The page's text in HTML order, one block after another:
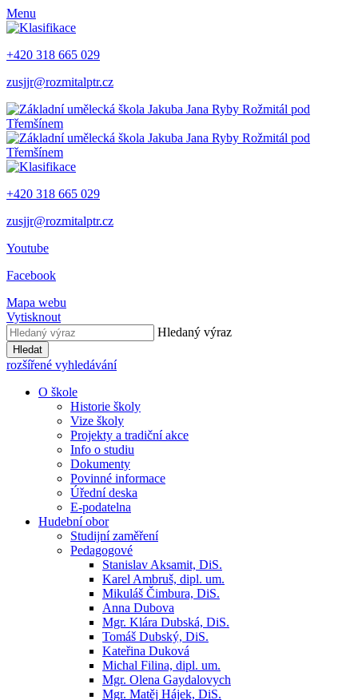
Menu
+420 318 665 029
zusjjr@rozmitalptr.cz
+420 318 665 029
zusjjr@rozmitalptr.cz
Youtube
Facebook
Mapa webu
Vytisknout
Hledaný výraz
Hledat
rozšířené vyhledávání
O škole
Historie školy
Vize školy
Projekty a tradiční akce
Info o studiu
Dokumenty
Povinné informace
Úřední deska
E-podatelna
Hudební obor
Studijní zaměření
Pedagogové
Stanislav Aksamit, DiS.
Karel Ambruš, dipl. um.
Mikuláš Čimbura, DiS.
Anna Dubova
Mgr. Klára Dubská, DiS.
Tomáš Dubský, DiS.
Kateřina Duková
Michal Filina, dipl. um.
Mgr. Olena Gaydalovych
Mgr. Matěj Hájek, DiS.